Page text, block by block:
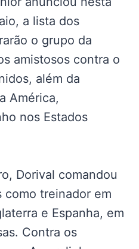
a lista dos
o grupo da
amistosos contra o
além da
América,
nos Estados
Dorival comandou
como treinador em
e Espanha, em
Contra os